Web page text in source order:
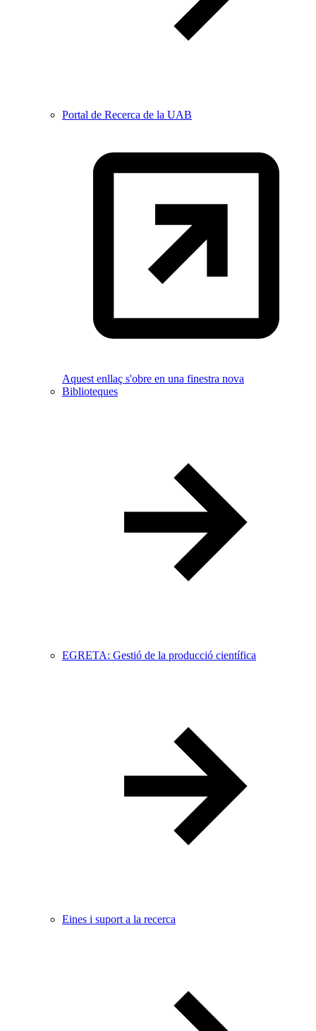
Portal de Recerca de la UAB
Aquest enllaç s'obre en una finestra nova
Biblioteques
EGRETA: Gestió de la producció científica
Eines i suport a la recerca